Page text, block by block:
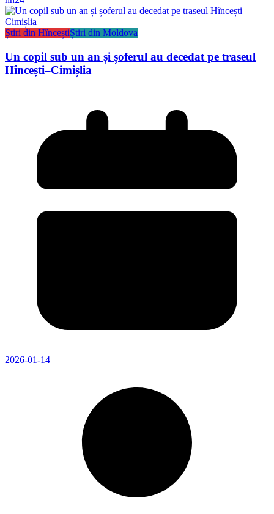
Știri din HînceștiȘtiri din Moldova
Un copil sub un an și șoferul au decedat pe traseul
Hîncești–Cimișlia
2026-01-14